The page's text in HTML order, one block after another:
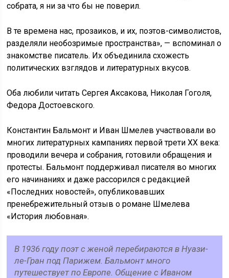
собрата, я ни за что бы не поверил.
В те времена нас, прозаиков, и их, поэтов-символистов,
разделяли необозримые пространства», — вспоминал о
знакомстве писатель. Их объединила схожесть
политических взглядов и литературных вкусов.
Оба любили читать Сергея Аксакова, Николая Гоголя,
Федора Достоевского.
Константин Бальмонт и Иван Шмелев участвовали во
многих литературных кампаниях первой трети ХХ века:
проводили вечера и собрания, готовили обращения и
протесты. Бальмонт поддерживал писателя во многих
его начинаниях и даже рассорился с редакцией
«Последних новостей», опубликовавших
пренебрежительный отзыв о романе Шмелева
«История любовная».
В 1936 году поэт с женой перебираются в Нуази-
ле-Гран под Парижем. Бальмонт много
путешествует по Европе. Общение с Иваном